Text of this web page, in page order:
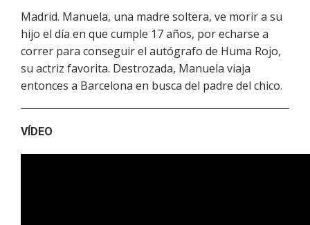
Madrid. Manuela, una madre soltera, ve morir a su
hijo el día en que cumple 17 años, por echarse a
correr para conseguir el autógrafo de Huma Rojo,
su actriz favorita. Destrozada, Manuela viaja
entonces a Barcelona en busca del padre del chico.
VÍDEO